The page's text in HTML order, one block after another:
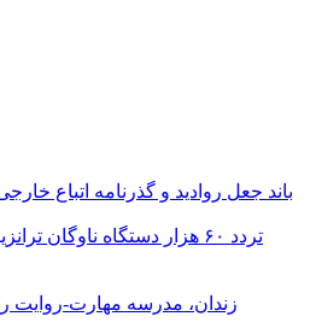
باند جعل روادید و گذرنامه اتباع
تردد ۶۰ هزار دستگاه ناوگان
زندان، مدرسه مهارت-روايت